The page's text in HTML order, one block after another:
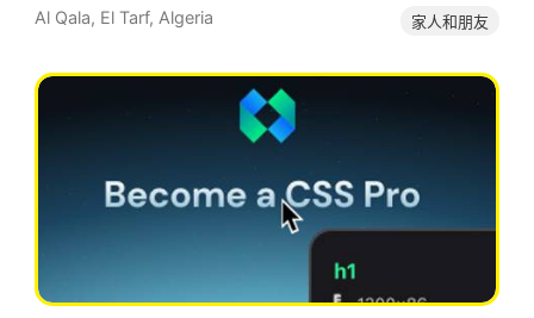
Al Qala, El Tarf, Algeria 家人和朋友